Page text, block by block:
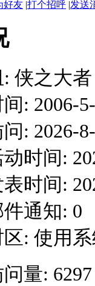
好友 |打个招呼 |发送
侠之大者
: 2006-
: 2026-
时间:
时间:
通知: 0
区: 使用
量: 6297